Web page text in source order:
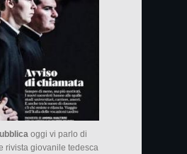
oggi vi parlo di
rivista giovanile tedesca